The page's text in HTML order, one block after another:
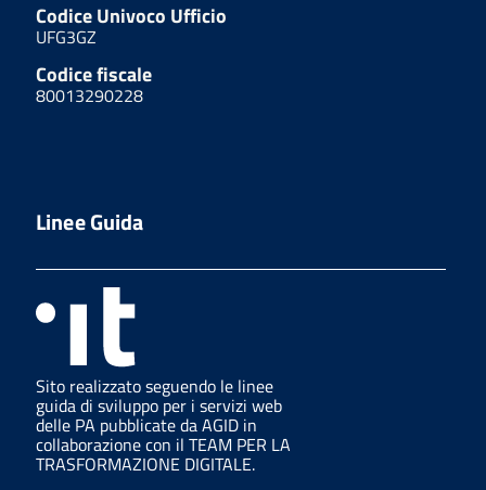
Codice Univoco Ufficio
UFG3GZ
Codice fiscale
80013290228
Linee Guida
Sito realizzato seguendo le linee
guida di sviluppo per i servizi web
delle PA pubblicate da AGID in
collaborazione con il TEAM PER LA
TRASFORMAZIONE DIGITALE.